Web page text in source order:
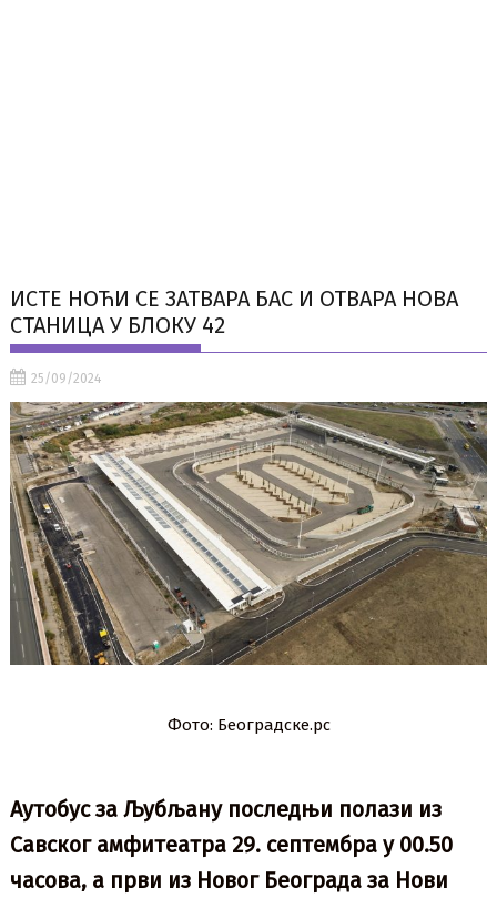
ИСТЕ НОЋИ СЕ ЗАТВАРА БАС И ОТВАРА НОВА
СТАНИЦА У БЛОКУ 42
25/09/2024
Фото: Београдске.рс
Аутобус за Љубљану последњи полази из
Савског амфитеатра 29. септембра у 00.50
часова, а први из Новог Београда за Нови